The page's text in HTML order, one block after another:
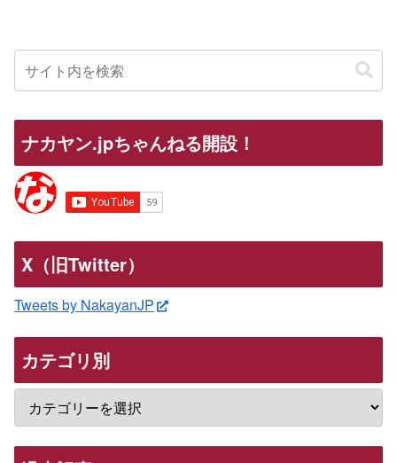
ナカヤン.jpちゃんねる開設！
X（旧Twitter）
Tweets by NakayanJP
カテゴリ別